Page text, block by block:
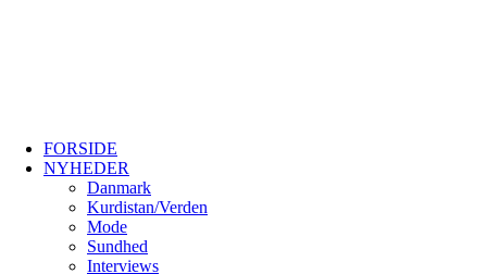
FORSIDE
NYHEDER
Danmark
Kurdistan/Verden
Mode
Sundhed
Interviews